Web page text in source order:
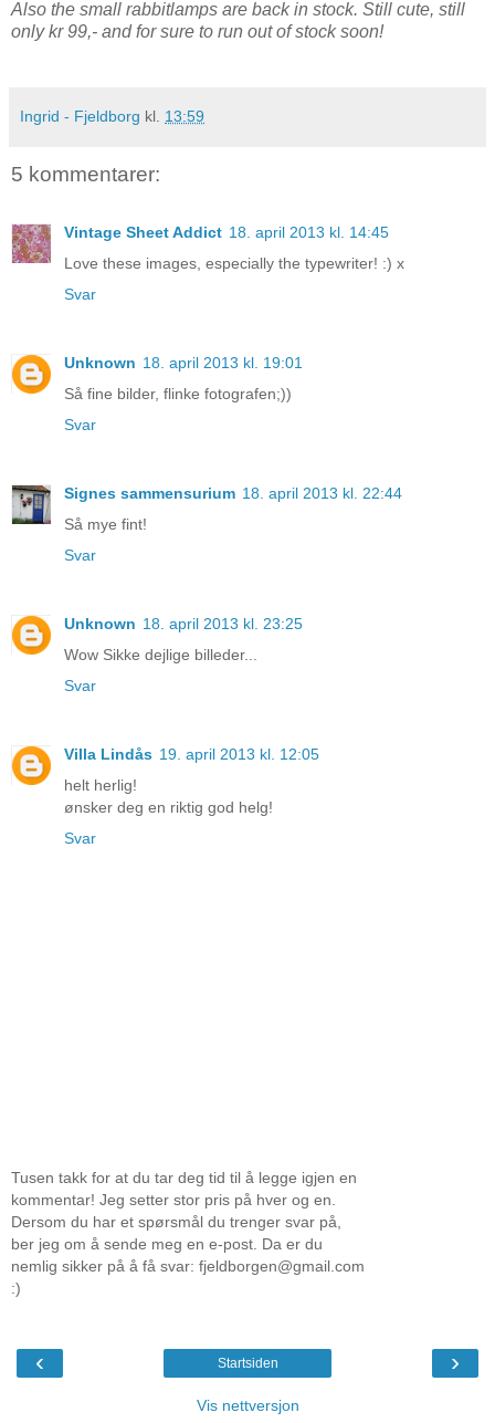
Also the small rabbitlamps are back in stock. Still cute, still
only kr 99,- and for sure to run out of stock soon!
Ingrid - Fjeldborg kl. 13:59
5 kommentarer:
Vintage Sheet Addict 18. april 2013 kl. 14:45
Love these images, especially the typewriter! :) x
Svar
Unknown 18. april 2013 kl. 19:01
Så fine bilder, flinke fotografen;))
Svar
Signes sammensurium 18. april 2013 kl. 22:44
Så mye fint!
Svar
Unknown 18. april 2013 kl. 23:25
Wow Sikke dejlige billeder...
Svar
Villa Lindås 19. april 2013 kl. 12:05
helt herlig!
ønsker deg en riktig god helg!
Svar
Tusen takk for at du tar deg tid til å legge igjen en
kommentar! Jeg setter stor pris på hver og en.
Dersom du har et spørsmål du trenger svar på,
ber jeg om å sende meg en e-post. Da er du
nemlig sikker på å få svar: fjeldborgen@gmail.com
:)
‹ ›
Startsiden
Vis nettversjon